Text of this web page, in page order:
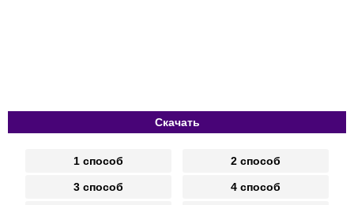
Скачать
1 способ 2 способ
3 способ 4 способ